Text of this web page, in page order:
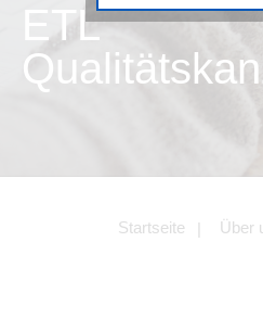
ETL
Startseite Über
Diese Cookies
Tracking- und
Angebotes
Angeboten von
LinkedIn.